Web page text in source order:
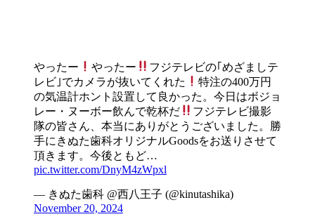
やったー やったー
フジテレビの｢めざましテ
レビ｣でカメラが抜いてくれた
特注の400万円
の気温計ホント設置して良かった。今日はボジョ
レー・ヌーボー飲んで乾杯だ
フジテレビ撮影
隊の皆さん、本当にありがとうございました。勝
手にきぬた歯科オリジナルGoodsをお送りさせて
頂きます。今後ともど…
pic.twitter.com/DnyM4zWpxl
— きぬた歯科 @西八王子 (@kinutashika)
November 20, 2024